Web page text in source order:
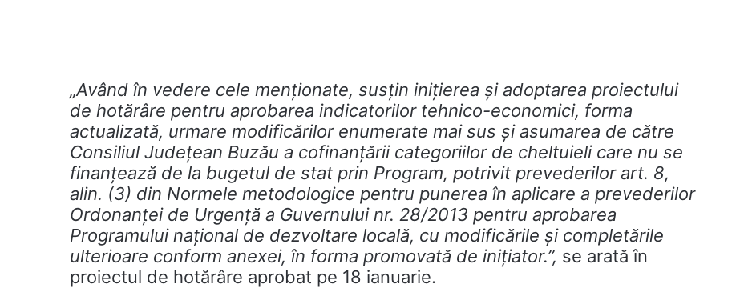
„Având în vedere cele menţionate, susțin inițierea şi adoptarea proiectului
de hotărâre pentru aprobarea indicatorilor tehnico-economici, forma
actualizată, urmare modificărilor enumerate mai sus şi asumarea de către
Consiliul Judeţean Buzău a cofinanțării categoriilor de cheltuieli care nu se
finanţează de la bugetul de stat prin Program, potrivit prevederilor art. 8,
alin. (3) din Normele metodologice pentru punerea în aplicare a prevederilor
Ordonanţei de Urgenţă a Guvernului nr. 28/2013 pentru aprobarea
Programului naţional de dezvoltare locală, cu modificările şi completările
ulterioare conform anexei, în forma promovată de inițiator.”, se arată în
proiectul de hotărâre aprobat pe 18 ianuarie.